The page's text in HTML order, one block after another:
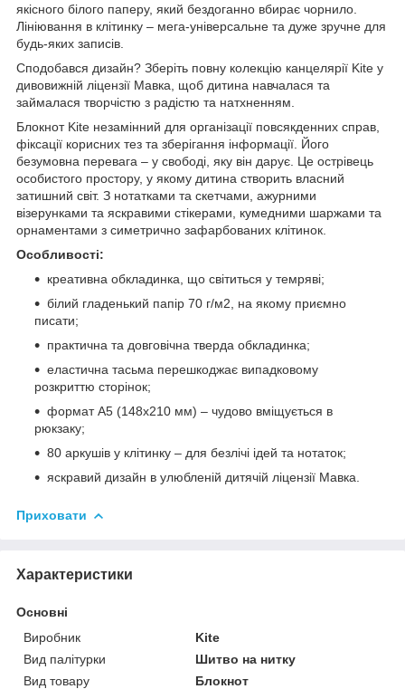
якісного білого паперу, який бездоганно вбирає чорнило.
Лініювання в клітинку – мега-універсальне та дуже зручне для
будь-яких записів.
Сподобався дизайн? Зберіть повну колекцію канцелярії Kite у
дивовижній ліцензії Мавка, щоб дитина навчалася та
займалася творчістю з радістю та натхненням.
Блокнот Kite незамінний для організації повсякденних справ,
фіксації корисних тез та зберігання інформації. Його
безумовна перевага – у свободі, яку він дарує. Це острівець
особистого простору, у якому дитина створить власний
затишний світ. З нотатками та скетчами, ажурними
візерунками та яскравими стікерами, кумедними шаржами та
орнаментами з симетрично зафарбованих клітинок.
Особливості:
креативна обкладинка, що світиться у темряві;
білий гладенький папір 70 г/м2, на якому приємно
писати;
практична та довговічна тверда обкладинка;
еластична тасьма перешкоджає випадковому
розкриттю сторінок;
формат А5 (148х210 мм) – чудово вміщується в
рюкзаку;
80 аркушів у клітинку – для безлічі ідей та нотаток;
яскравий дизайн в улюбленій дитячій ліцензії Мавка.
Приховати
Характеристики
Основні
Виробник
Kite
Вид палітурки
Шитво на нитку
Вид товару
Блокнот